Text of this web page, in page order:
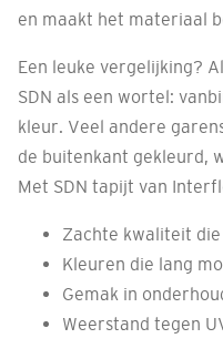
en maakt het materiaal
Een leuke vergelijking?
SDN als een wortel:
kleur. Veel andere
de buitenkant gekleurd,
Met SDN tapijt van
Zachte kwaliteit
Kleuren die lang
Gemak in
Weerstand tegen